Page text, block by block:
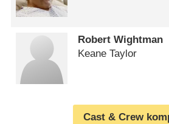
Robert Wightman
Keane Taylor
Cast & Crew